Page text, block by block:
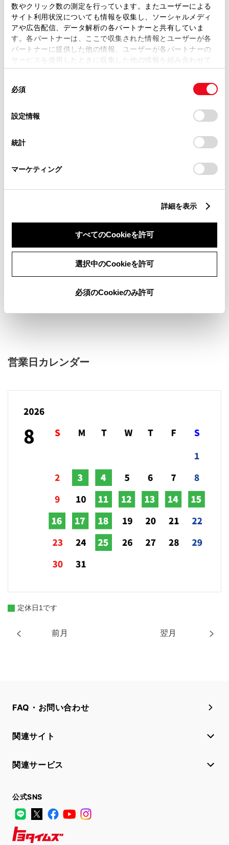
数やクリック数の測定を行っています。またユーザーによる
サイト利用状況についても情報を収集し、ソーシャルメディ
アや広告配信、データ解析の各パートナーと共有していま
す。各パートナーは、ここで収集された情報とユーザーが各
パートナーに提供した他の情報、ユーザーが各パートナーの
サービスを使用したときに収集した他の情報を組み合わせて
使用することがあります。当ウェブサイトの使用を続行する
デバイスにすべてのCookie(クッキー)が保存されることに同
意したことになります。Cookie(クッキー)のオプトアウト、
設定の変更、同意を撤回したりするにあたっては、当社の
「Cookie（クッキー）情報の取り扱いについて
」をご覧くだ
必須
設定情報
統計
マーケティング
詳細を表示
すべてのCookieを許可
選択中のCookieを許可
必須のCookieのみ許可
施設情報・サービス
扱店
営業日カレンダー
前月 翌月
定休日1です
FAQ・お問い合わせ
関連サイト
関連サービス
公式SNS
LINE
X FacebookYouTube